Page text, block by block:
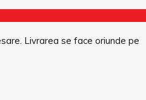
Livrarea se face oriunde pe